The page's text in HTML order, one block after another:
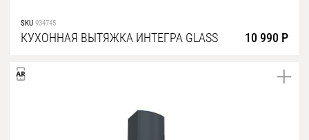
SKU 934745
КУХОННАЯ ВЫТЯЖКА ИНТЕГРА GLASS 10 990 Р